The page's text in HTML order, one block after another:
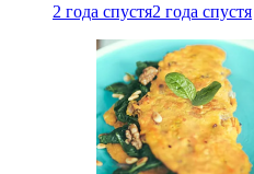
2 года спустя2 года спустя